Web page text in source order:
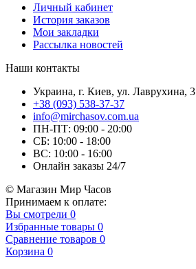
Личный кабинет
История заказов
Мои закладки
Рассылка новостей
Наши контакты
Украина, г. Киев, ул. Лаврухина, 3
+38 (093) 538-37-37
info@mirchasov.com.ua
ПН-ПТ: 09:00 - 20:00
СБ: 10:00 - 18:00
ВС: 10:00 - 16:00
Онлайн заказы 24/7
© Магазин Мир Часов
Принимаем к оплате:
Вы смотрели 0
Избранные товары 0
Сравнение товаров 0
Корзина 0